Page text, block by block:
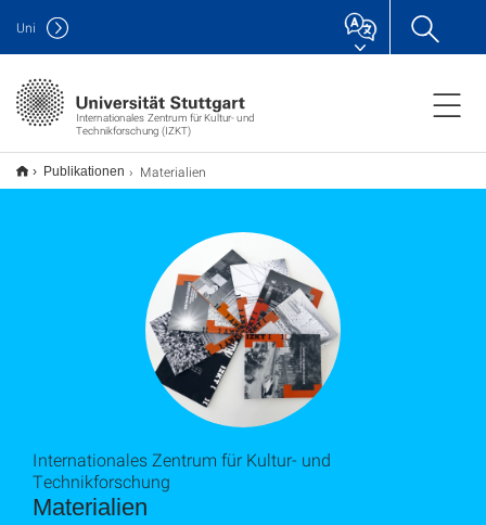
Internationales Zentrum für Kultur- und
Technikforschung (IZKT)
Uni
Publikationen Materialien
Materialien
Internationales Zentrum für Kultur- und
Technikforschung